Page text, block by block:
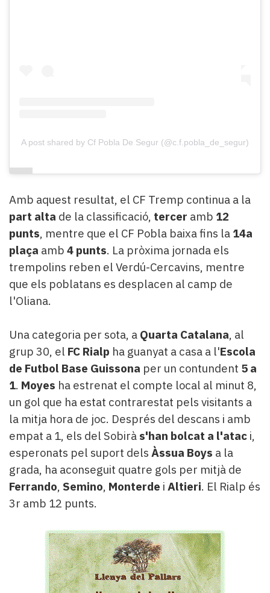
A post shared by Cf Pobla De Segur (@c.f.pobla_de_segur)
Amb aquest resultat, el CF Tremp continua a la
part alta de la classificació, tercer amb 12
punts, mentre que el CF Pobla baixa fins la 14a
plaça amb 4 punts. La pròxima jornada els
trempolins reben el Verdú-Cercavins, mentre
que els poblatans es desplacen al camp de
l'Oliana.
Una categoria per sota, a Quarta Catalana, al
grup 30, el FC Rialp ha guanyat a casa a l'Escola
de Futbol Base Guissona per un contundent 5 a
1. Moyes ha estrenat el compte local al minut 8,
un gol que ha estat contrarestat pels visitants a
la mitja hora de joc. Després del descans i amb
empat a 1, els del Sobirà s'han bolcat a l'atac i,
esperonats pel suport dels Àssua Boys a la
grada, ha aconseguit quatre gols per mitjà de
Ferrando, Semino, Monterde i Altieri. El Rialp és
3r amb 12 punts.